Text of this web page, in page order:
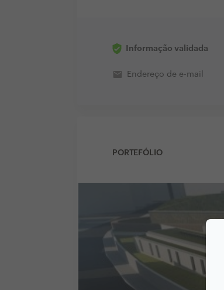
Informação validada
email Endereço de e-mail
PORTEFÓLIO